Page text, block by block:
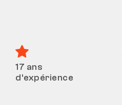
17 ans
d’expérience